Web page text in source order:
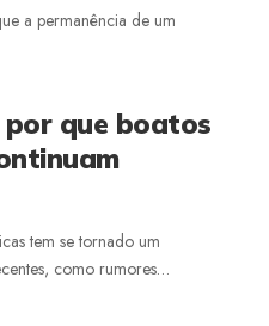
a permanência de um
por que boatos
tem se tornado um
como rumores…